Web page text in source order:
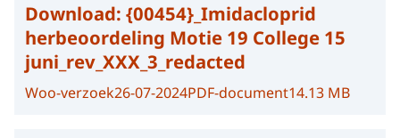
Download: {00454}_Imidacloprid
herbeoordeling Motie 19 College 15
juni_rev_XXX_3_redacted
Woo-verzoek26-07-2024PDF-document14.13 MB